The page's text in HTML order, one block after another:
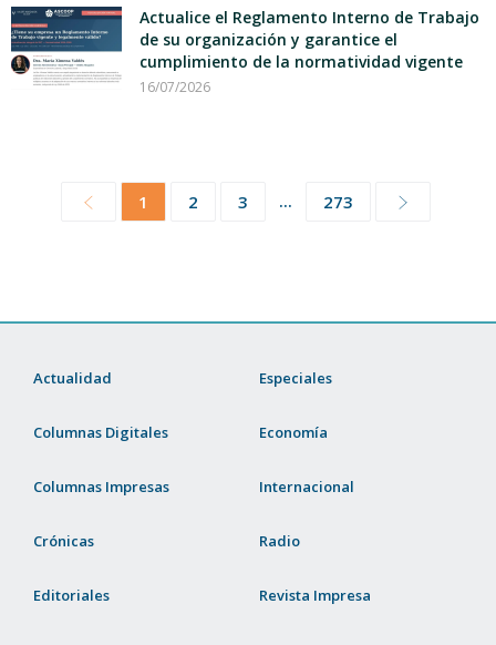
Actualice el Reglamento Interno de Trabajo
de su organización y garantice el
cumplimiento de la normatividad vigente
16/07/2026
1 2 3 ... 273
Actualidad
Columnas Digitales
Columnas Impresas
Crónicas
Editoriales
Especiales
Economía
Internacional
Radio
Revista Impresa